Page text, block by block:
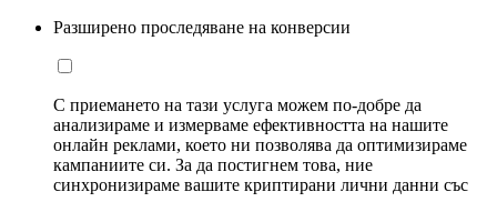
Разширено проследяване на конверсии
С приемането на тази услуга можем по-добре да
анализираме и измерваме ефективността на нашите
онлайн реклами, което ни позволява да оптимизираме
кампаниите си. За да постигнем това, ние
синхронизираме вашите криптирани лични данни със